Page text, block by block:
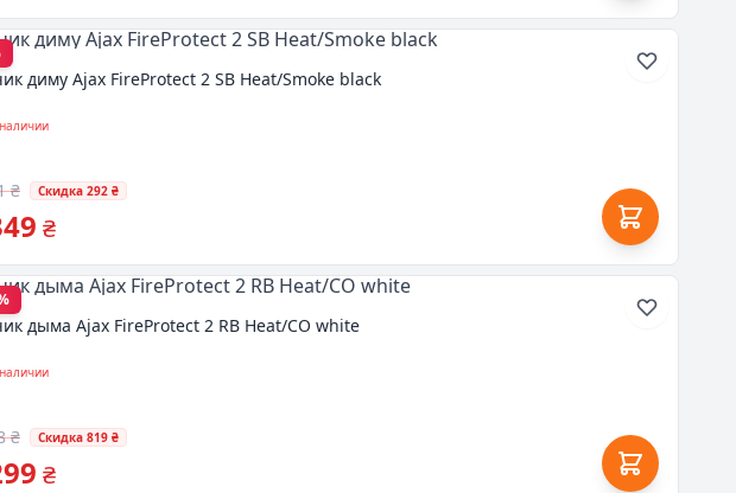
диму Ajax FireProtect 2 SB Heat/Smoke black
₴ Скидка 292 ₴
₴
дыма Ajax FireProtect 2 RB Heat/CO white
₴ Скидка 819 ₴
₴